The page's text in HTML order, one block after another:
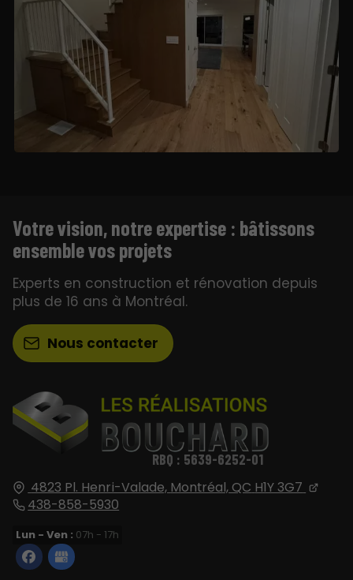
RBQ : 5639-6252-01
4823 Pl. Henri-Valade, Montréal, QC H1Y 3G7
438-858-5930
Lun - Ven : 07h - 17h
Votre vision, notre expertise : bâtissons
ensemble vos projets
Experts en construction et rénovation depuis
plus de 16 ans à Montréal.
Nous contacter